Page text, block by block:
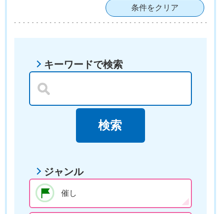
条件をクリア
キーワードで検索
ジャンル
催し